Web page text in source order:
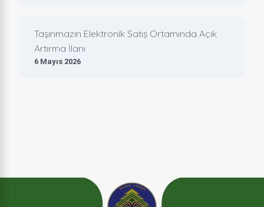
Taşınmazın Elektronik Satış Ortamında Açık
Artırma İlanı
6 Mayıs 2026